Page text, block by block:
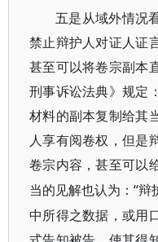
五是从域外情况
禁止辩护人对证人证
甚至可以将卷宗副本
刑事诉讼法典》规定
材料的副本复制给其
人享有阅卷权，但是
卷宗内容，甚至可以
当的见解也认为：“辩
中所得之数据，或用